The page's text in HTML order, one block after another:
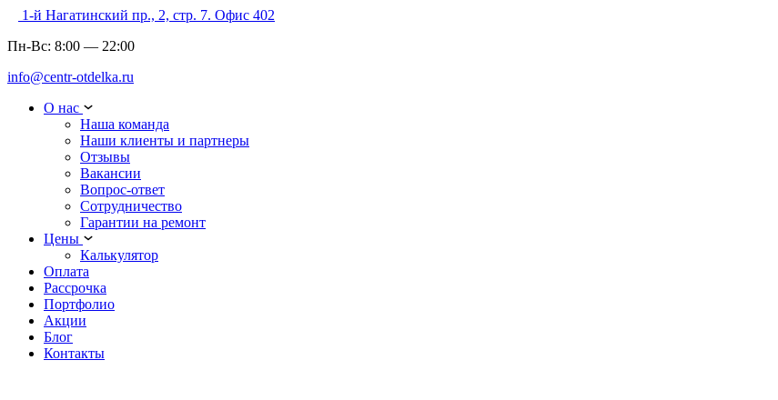
1-й Нагатинский пр., 2, стр. 7. Офис 402
Пн-Вс: 8:00 — 22:00
info@centr-otdelka.ru
О нас
Наша команда
Наши клиенты и партнеры
Отзывы
Вакансии
Вопрос-ответ
Сотрудничество
Гарантии на ремонт
Цены
Калькулятор
Оплата
Рассрочка
Портфолио
Акции
Блог
Контакты